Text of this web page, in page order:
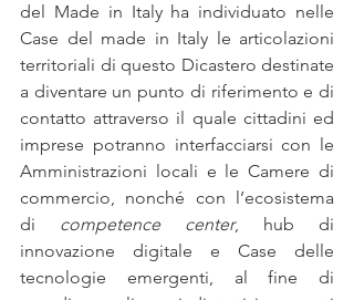
del Made in Italy ha individuato nelle
Case del made in Italy le articolazioni
territoriali di questo Dicastero destinate
a diventare un punto di riferimento e di
contatto attraverso il quale cittadini ed
imprese potranno interfacciarsi con le
Amministrazioni locali e le Camere di
commercio, nonché con l’ecosistema
di competence center, hub di
innovazione digitale e Case delle
tecnologie emergenti, al fine di